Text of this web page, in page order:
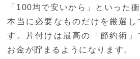
「100均で安いから」といった
本当に必要なものだけを厳選し
す。片付けは最高の「節約術」
お金が貯まるようになります。